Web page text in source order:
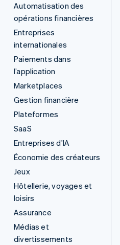
Automatisation des
opérations financières
Entreprises
internationales
Paiements dans
l’application
Marketplaces
Gestion financière
Plateformes
SaaS
Entreprises d'IA
Économie des créateurs
Jeux
Hôtellerie, voyages et
loisirs
Assurance
Médias et
divertissements